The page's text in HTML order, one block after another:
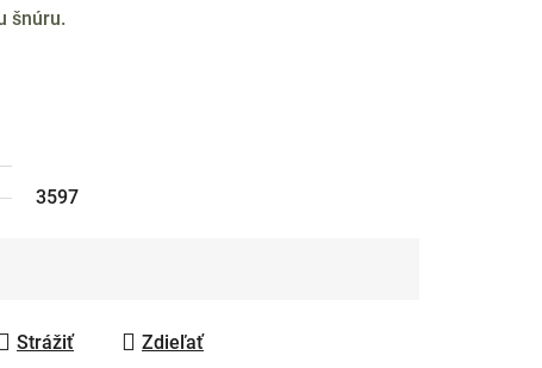
šnúru.
3597
Strážiť Zdieľať